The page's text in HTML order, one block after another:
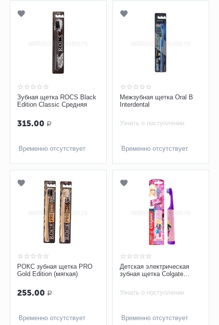
Зубная щетка ROCS Black
Edition Classic Средняя
315.00 Р
Временно отсутствует
Межзубная щетка Oral B
Interdental
Узнать о поступлении
Временно отсутствует
РОКС зубная щетка PRO
Gold Edition (мягкая)
255.00 Р
Временно отсутствует
Детская электрическая
зубная щетка Colgate
Узнать о поступлении
Временно отсутствует